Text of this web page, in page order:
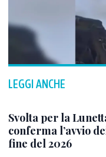
LEGGI ANCHE
Svolta per la
conferma l’avvio
fine del 2026